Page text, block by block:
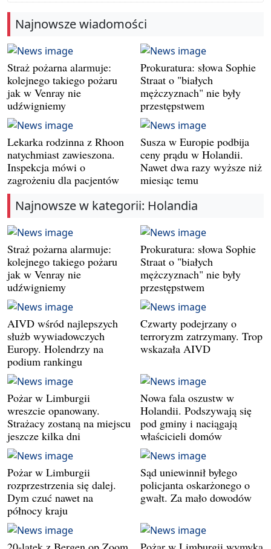
Najnowsze wiadomości
Straż pożarna alarmuje:
kolejnego takiego pożaru
jak w Venray nie
udźwigniemy
Prokuratura: słowa Sophie
Straat o "białych
mężczyznach" nie były
przestępstwem
Lekarka rodzinna z Rhoon
natychmiast zawieszona.
Inspekcja mówi o
zagrożeniu dla pacjentów
Susza w Europie podbija
ceny prądu w Holandii.
Nawet dwa razy wyższe niż
miesiąc temu
Najnowsze w kategorii: Holandia
Straż pożarna alarmuje:
kolejnego takiego pożaru
jak w Venray nie
udźwigniemy
Prokuratura: słowa Sophie
Straat o "białych
mężczyznach" nie były
przestępstwem
AIVD wśród najlepszych
służb wywiadowczych
Europy. Holendrzy na
podium rankingu
Czwarty podejrzany o
terroryzm zatrzymany. Trop
wskazała AIVD
Pożar w Limburgii
wreszcie opanowany.
Strażacy zostaną na miejscu
jeszcze kilka dni
Nowa fala oszustw w
Holandii. Podszywają się
pod gminy i naciągają
właścicieli domów
Pożar w Limburgii
rozprzestrzenia się dalej.
Dym czuć nawet na
północy kraju
Sąd uniewinnił byłego
policjanta oskarżonego o
gwałt. Za mało dowodów